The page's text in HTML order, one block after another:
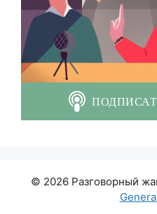
© 2026 Разговорный